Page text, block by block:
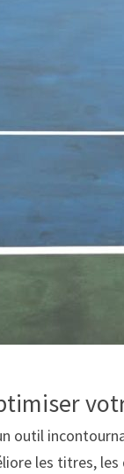
outil
les titres,